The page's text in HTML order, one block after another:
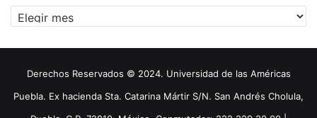
Archivos
Derechos Reservados © 2024. Universidad de las Américas
Puebla. Ex hacienda Sta. Catarina Mártir S/N. San Andrés Cholula,